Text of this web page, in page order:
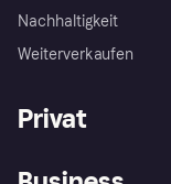
Nachhaltigkeit
Weiterverkaufen
Privat